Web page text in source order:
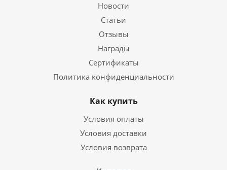
Новости
Статьи
Отзывы
Награды
Сертификаты
Политика конфиденциальности
Как купить
Условия оплаты
Условия доставки
Условия возврата